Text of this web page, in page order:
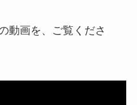
動画を、ご覧くださ